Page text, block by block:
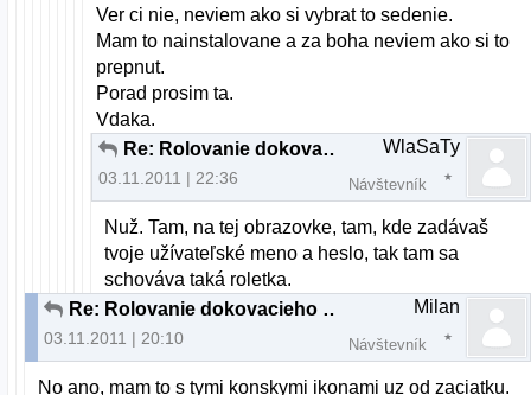
Ver ci nie, neviem ako si vybrat to sedenie.
Mam to nainstalovane a za boha neviem ako si to
prepnut.
Porad prosim ta.
Vdaka.
Re: Rolovanie dokovacieho panelu a "plocha"
03.11.2011 | 22:36
WlaSaTy
Návštevník
Nuž. Tam, na tej obrazovke, tam, kde zadávaš
tvoje užívateľské meno a heslo, tak tam sa
schováva taká roletka.
Re: Rolovanie dokovacieho panelu a "plocha"
03.11.2011 | 20:10
Milan
Návštevník
No ano, mam to s tymi konskymi ikonami uz od zaciatku.